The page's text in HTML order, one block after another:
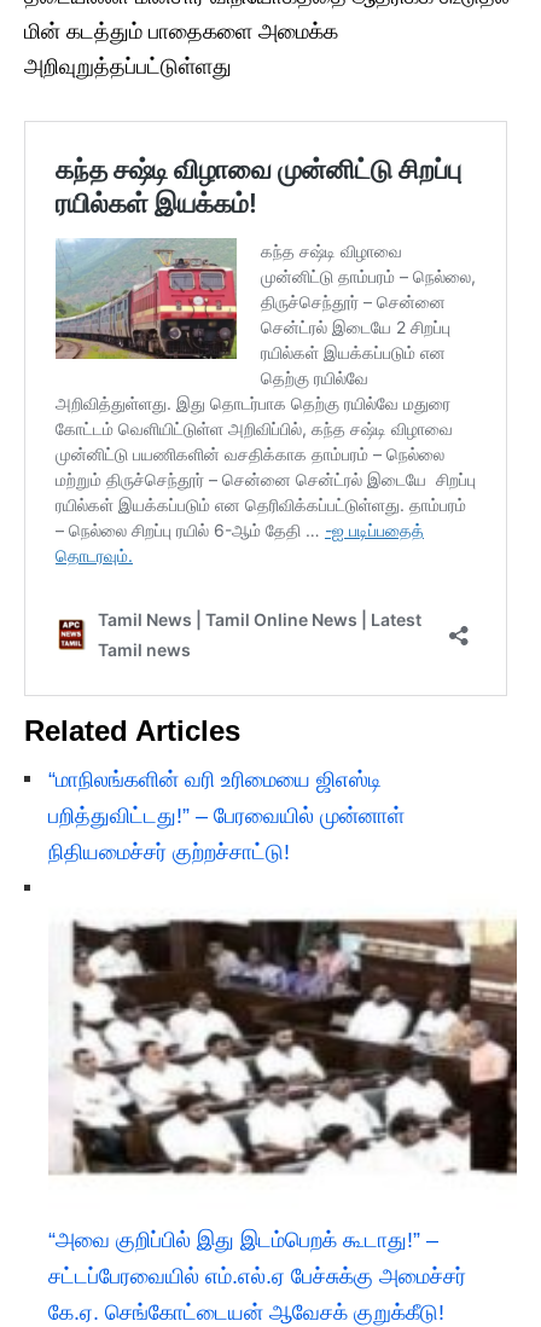
மின் கடத்தும் பாதைகளை அமைக்க
அறிவுறுத்தப்பட்டுள்ளது
Related Articles
“மாநிலங்களின் வரி உரிமையை ஜிஎஸ்டி
பறித்துவிட்டது!” – பேரவையில் முன்னாள்
நிதியமைச்சர் குற்றச்சாட்டு!
“அவை குறிப்பில் இது இடம்பெறக் கூடாது!” –
சட்டப்பேரவையில் எம்.எல்.ஏ பேச்சுக்கு அமைச்சர்
கே.ஏ. செங்கோட்டையன் ஆவேசக் குறுக்கீடு!